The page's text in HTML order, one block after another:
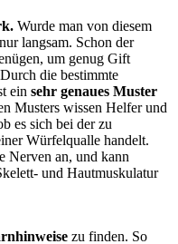
Wurde man von diesem
langsam. Schon der
um genug Gift
die bestimmte
ein sehr genaues Muster
Musters wissen Helfer und
es sich bei der zu
Würfelqualle handelt.
Nerven an, und kann
und Hautmuskulatur
zu finden. So